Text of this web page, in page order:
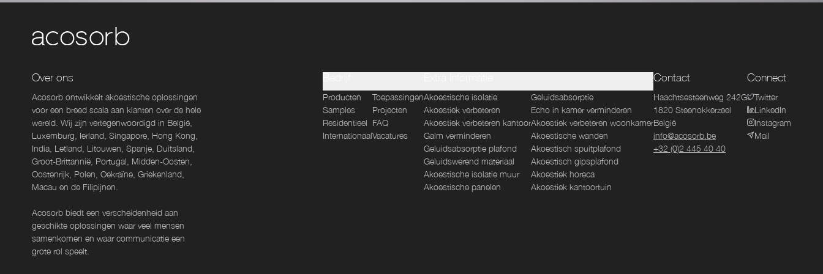
Over ons
Acosorb ontwikkelt akoestische oplossingen
voor een breed scala aan klanten over de hele
wereld. Wij zijn vertegenwoordigd in België,
Luxemburg, Ierland, Singapore, Hong Kong,
India, Letland, Litouwen, Spanje, Duitsland,
Groot-Brittannië, Portugal, Midden-Oosten,
Oostenrijk, Polen, Oekraïne, Griekenland,
Macau en de Filipijnen.
Acosorb biedt een verscheidenheid aan
geschikte oplossingen waar veel mensen
samenkomen en waar communicatie een
grote rol speelt.
Producten
Samples
Residentieel
Internationaal
Toepassingen
Projecten
FAQ
Vacatures
Akoestische isolatie
Akoestiek verbeteren
Akoestiek verbeteren kantoor
Galm verminderen
Geluidsabsorptie plafond
Geluidswerend materiaal
Akoestische isolatie muur
Akoestische panelen
Geluidsabsorptie
Echo in kamer verminderen
Akoestiek verbeteren woonkamer
Akoestische wanden
Akoestisch spuitplafond
Akoestisch gipsplafond
Akoestiek horeca
Akoestiek kantoortuin
Contact
Haachtsesteenweg 242G
1820 Steenokkerzeel
België
info@acosorb.be
+32 (0)2 445 40 40
Connect
Twitter
LinkedIn
Instagram
Mail